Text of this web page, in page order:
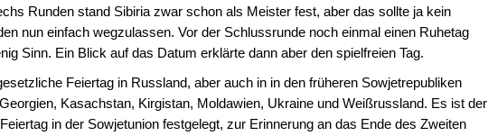
Runden stand Sibiria zwar schon als Meister fest, aber das sollte ja kein
nun einfach wegzulassen. Vor der Schlussrunde noch einmal einen Ruhetag
Sinn. Ein Blick auf das Datum erklärte dann aber den spielfreien Tag.
Feiertag in Russland, aber auch in in den früheren Sowjetrepubliken
Kasachstan, Kirgistan, Moldawien, Ukraine und Weißrussland. Es ist der
in der Sowjetunion festgelegt, zur Erinnerung an das Ende des Zweiten